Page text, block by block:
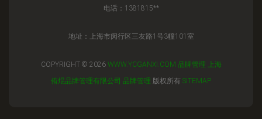
电话：1381815**
地址：上海市闵行区三友路1号3幢101室
COPYRIGHT © 2026 WWW.YCGANXI.COM 品牌管理
上海
侑焜品牌管理有限公司 品牌管理 版权所有 SITEMAP